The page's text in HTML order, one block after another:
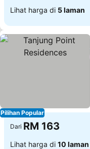
Lihat harga di 5 laman
Pilihan Popular
Dari RM 163
Lihat harga di 10 laman